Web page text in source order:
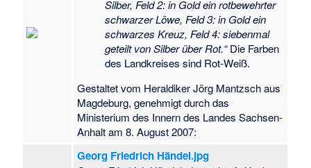
Groß Gischau·
Kriegerdenkmal
Groß Schwarzlosen
·Kriegerdenkmal
Großkorbetha·
Kriegerdenkmal
Güssefeld·
Kriegerdenkmal
Hanum·
Kriegerdenkmal
Hohendolsleben
Silber, Feld 2: in Gold ein rotbewehrter
schwarzer Löwe, Feld 3: in Gold ein
schwarzes Kreuz, Feld 4: siebenmal
geteilt von Silber über Rot.“Die Farben
des Landkreises sind Rot-Weiß.
Gestaltet vom Heraldiker Jörg Mantzsch aus
Magdeburg, genehmigt durch das
Ministerium des Innern des Landes Sachsen-
Anhalt am 8. August 2007:
Georg Friedrich Händel.jpg